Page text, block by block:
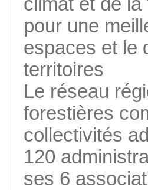
pour une
espaces et le
territoires
Le réseau
forestières
collectivités
120
ses 6